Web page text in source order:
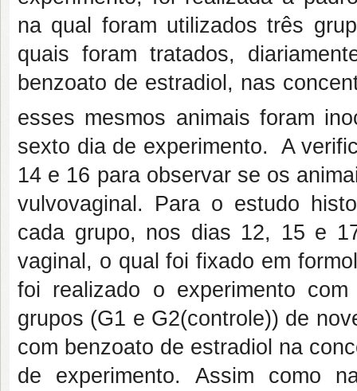
na qual foram utilizados três
quais foram tratados,
benzoato de estradiol, nas
esses mesmos animais foram
sexto dia de experimento. A
14 e 16 para observar se os
vulvovaginal. Para o estudo
cada grupo, nos dias 12, 15 e
vaginal, o qual foi fixado em
foi realizado o experimento
grupos (G1 e G2(controle)) de
com benzoato de estradiol na
de experimento. Assim como